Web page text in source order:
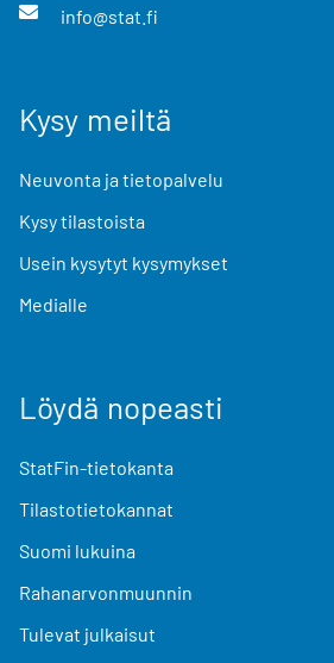
info@stat.fi
Kysy meiltä
Neuvonta ja tietopalvelu
Kysy tilastoista
Usein kysytyt kysymykset
Medialle
Löydä nopeasti
StatFin-tietokanta
Tilastotietokannat
Suomi lukuina
Rahanarvonmuunnin
Tulevat julkaisut